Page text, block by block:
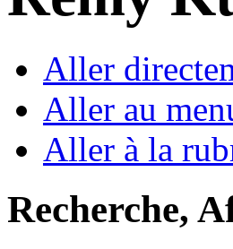
Aller
Aller au
Aller à la
Recherche,